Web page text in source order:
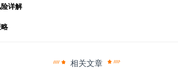
详解
相关文章